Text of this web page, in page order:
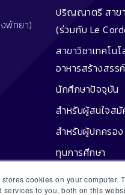
cookies on your computer.
services to you, both on this
พัทยา)
ปริญญาตรี สาข
(ร่วมกับ Le
สาขาวิชาเทคโน
อาหารสร้างสรรค์
นักศึกษาปัจจุบัน
สำหรับผู้สนใจสมั
สำหรับผู้ปกครอง
ทุนการศึกษา